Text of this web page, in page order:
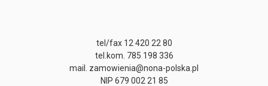
tel/fax 12 420 22 80
tel.kom. 785 198 336
mail. zamowienia@nona-polska.pl
NIP 679 002 21 85